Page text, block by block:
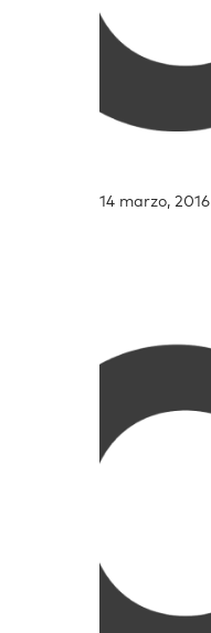
14 marzo, 2016